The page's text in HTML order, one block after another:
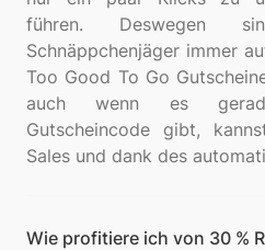
führen. Deswegen
Schnäppchenjäger immer
Too Good To Go
auch wenn es
Gutscheincode gibt,
Wie profitiere ich von 30 %